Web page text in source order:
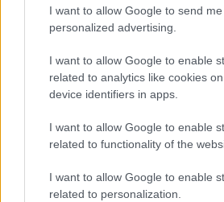
I want to allow Google to send me
personalized advertising.
I want to allow Google to enable
related to analytics like cookies
device identifiers in apps.
I want to allow Google to enable
related to functionality of the
I want to allow Google to enable
related to personalization.
NEWS